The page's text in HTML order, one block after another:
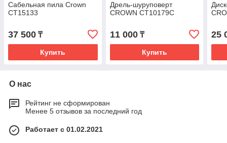
Сабельная пила Crown
CT15133
37 500 ₸
Купить
Дрель-шуруповерт
CROWN CT10179C
11 000₸
Купить
25
О нас
Рейтинг не сформирован
Менее 5 отзывов за последний год
Работает с 01.02.2021